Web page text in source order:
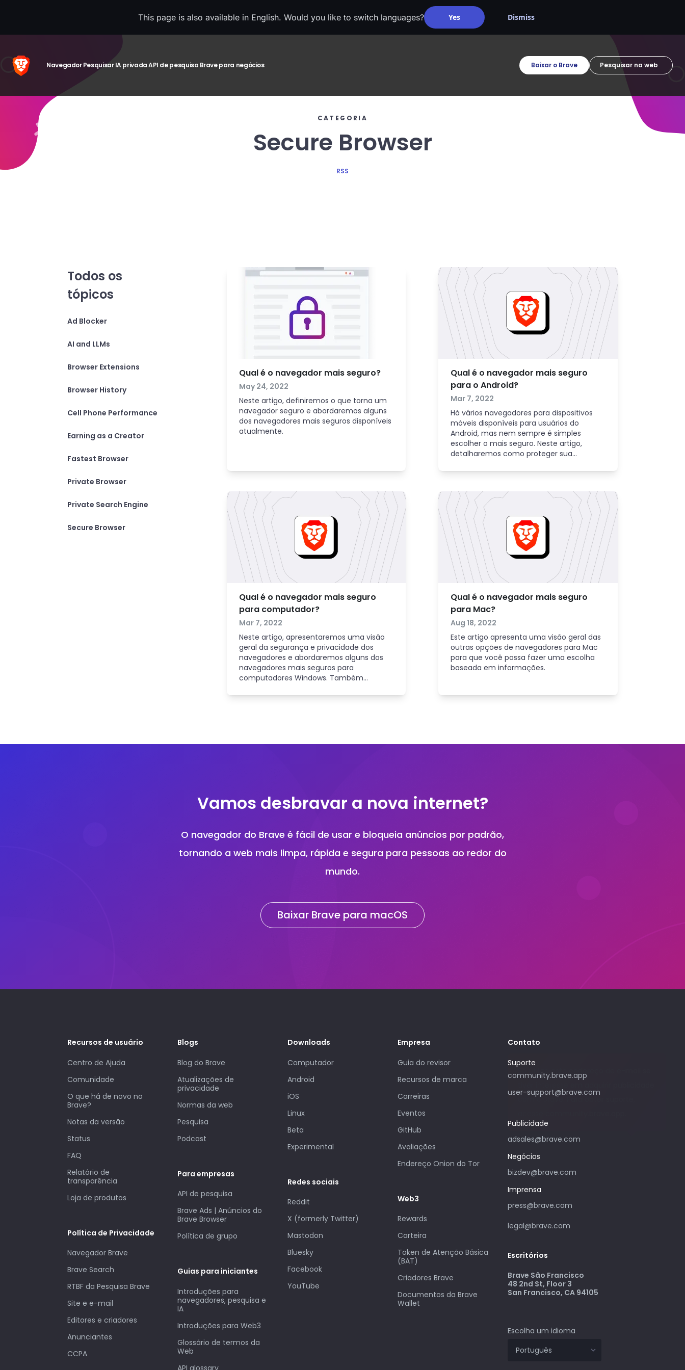
This page is also available in English. Would you like to switch languages? Yes Dismiss
NavegadorPesquisar IA privadaAPI de pesquisa Brave para negócios Baixar o Brave
CATEGORIA
Secure Browser
RSS
Todos os
tópicos
Ad Blocker
AI and LLMs
Browser Extensions
Browser History
Cell Phone Performance
Earning as a Creator
Fastest Browser
Private Browser
Private Search Engine
Secure Browser
Qual é o navegador mais seguro?
May 24, 2022
Neste artigo, definiremos o que torna um
navegador seguro e abordaremos alguns
dos navegadores mais seguros disponíveis
atualmente.
Qual é o navegador mais seguro
para o Android?
Mar 7, 2022
Há vários navegadores para dispositivos
móveis disponíveis para usuários do
Android, mas nem sempre é simples
escolher o mais seguro. Neste artigo,
detalharemos como proteger sua
discutiremos qual é o navegador mais
Qual é o navegador mais seguro
para computador?
Mar 7, 2022
Neste artigo, apresentaremos uma visão
geral da segurança e privacidade dos
navegadores e abordaremos alguns dos
navegadores mais seguros para
computadores Windows. Também
praticidade e a facilidade de uso.
Qual é o navegador mais seguro
para Mac?
Aug 18, 2022
Este artigo apresenta uma visão geral das
outras opções de navegadores para Mac
para que você possa fazer uma escolha
baseada em informações.
Vamos desbravar a nova internet?
O navegador do Brave é fácil de usar e bloqueia anúncios por padrão,
tornando a web mais limpa, rápida e segura para pessoas ao redor do
mundo.
Baixar Brave para macOS
Recursos de usuário
Centro de Ajuda
Comunidade
O que há de novo no
Brave?
Notas da versão
Status
FAQ
Relatório de
transparência
Loja de produtos
Política de Privacidade
Navegador Brave
Brave Search
RTBF da Pesquisa Brave
Site e e-mail
Editores e criadores
Anunciantes
CCPA
Blogs
Blog do Brave
Atualizações de
privacidade
Normas da web
Pesquisa
Podcast
Para empresas
API de pesquisa
Brave Ads | Anúncios do
Brave Browser
Política de grupo
Guias para iniciantes
Introduções para
navegadores, pesquisa e
IA
Introduções para Web3
Glossário de termos da
Web
API glossary
Downloads
Computador
Android
iOS
Linux
Beta
Experimental
Redes sociais
Reddit
X (formerly Twitter)
Mastodon
Bluesky
Facebook
YouTube
Empresa
Guia do revisor
Recursos de marca
Carreiras
Eventos
GitHub
Avaliações
Endereço Onion do Tor
Web3
Rewards
Carteira
Token de Atenção Básica
(BAT)
Criadores Brave
Documentos da Brave
Wallet
Contato
Suporte
community.brave.app
user-support@brave.com
Publicidade
adsales@brave.com
Só utilize este endereço de e-mail se
com o Brave. Para obter suporte,
Negócios
bizdev@brave.com
Imprensa
press@brave.com
legal@brave.com
Escritórios
Brave São Francisco
48 2nd St, Floor 3
San Francisco, CA 94105
Escolha um idioma